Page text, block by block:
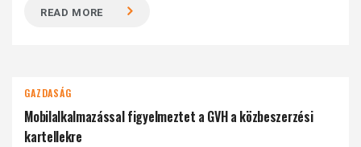
READ MORE
GAZDASÁG
Mobilalkalmazással figyelmeztet a GVH a közbeszerzési
kartellekre